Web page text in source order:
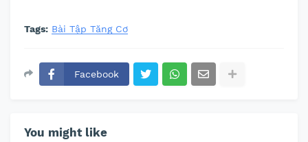
Tags: Bài Tập Tăng Cơ
Facebook
You might like